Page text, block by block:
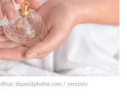
depositphotos.com / serezniy